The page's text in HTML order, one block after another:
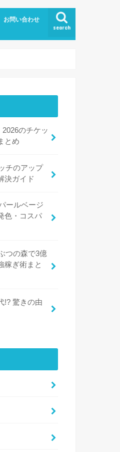
search
お問い合わせ
のチケッ
とめ
チのアップ
決ガイド
ールベージ
色・コスパ
つの森で3億
稼ぎ術まと
!? 驚きの由